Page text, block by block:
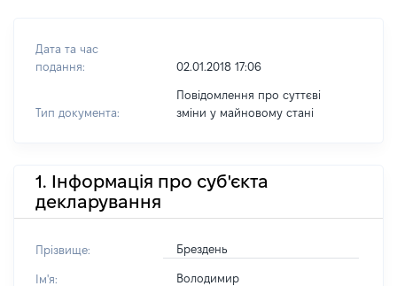
Дата та час
подання:
02.01.2018 17:06
Тип документа:
Повідомлення про суттєві
зміни y майновому стані
1. Інформація про суб'єкта
декларування
Прізвище: Брездень
Ім'я: Володимир